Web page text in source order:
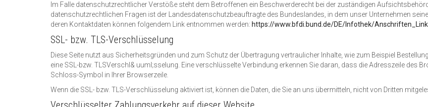
Im Falle datenschutzrechtlicher Verstöße steht dem Betroffenen ein Beschwerderecht bei der zuständigen
datenschutzrechtlichen Fragen ist der Landesdatenschutzbeauftragte des Bundeslandes, in dem unser Unternehmen
deren Kontaktdaten können folgendem Link entnommen werden: https://www.bfdi.bund.de/DE/Infothek/
SSL- bzw. TLS-Verschlüsselung
Diese Seite nutzt aus Sicherheitsgründen und zum Schutz der Übertragung vertraulicher Inhalte, wie zum Beispiel
eine SSL-bzw. TLSVerschl& uuml;sselung. Eine verschlüsselte Verbindung erkennen Sie daran, dass die Adresszeile des
Schloss-Symbol in Ihrer Browserzeile.
Wenn die SSL- bzw. TLS-Verschlüsselung aktiviert ist, können die Daten, die Sie an uns übermitteln, nicht von Dritten